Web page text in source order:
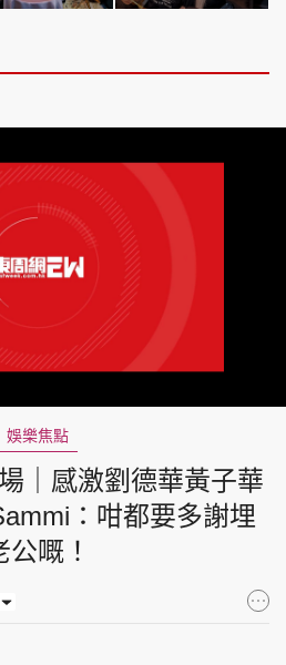
娛樂焦點
｜感激劉德華黃子華
：咁都要多謝埋
公嘅！